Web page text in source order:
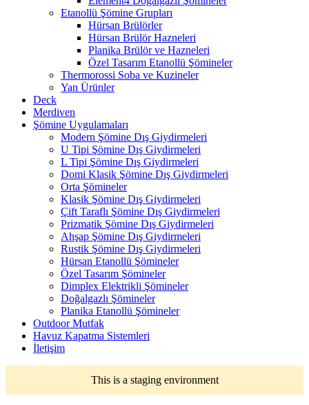
Etanollü Şömine Grupları
Hürsan Brülörler
Hürsan Brülör Hazneleri
Planika Brülör ve Hazneleri
Özel Tasarım Etanollü Şömineler
Thermorossi Soba ve Kuzineler
Yan Ürünler
Deck
Merdiven
Şömine Uygulamaları
Modern Şömine Dış Giydirmeleri
U Tipi Şömine Dış Giydirmeleri
L Tipi Şömine Dış Giydirmeleri
Domi Klasik Şömine Dış Giydirmeleri
Orta Şömineler
Klasik Şömine Dış Giydirmeleri
Çift Taraflı Şömine Dış Giydirmeleri
Prizmatik Şömine Dış Giydirmeleri
Ahşap Şömine Dış Giydirmeleri
Rustik Şömine Dış Giydirmeleri
Hürsan Etanollü Şömineler
Özel Tasarım Şömineler
Dimplex Elektrikli Şömineler
Doğalgazlı Şömineler
Planika Etanollü Şömineler
Outdoor Mutfak
Havuz Kapatma Sistemleri
İletişim
This is a staging environment